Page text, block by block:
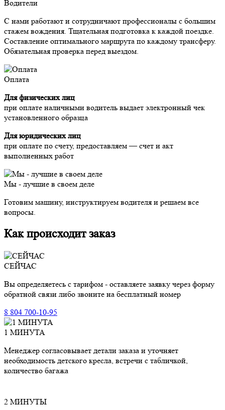
Водители
С нами работают и сотрудничают профессионалы с большим
стажем вождения. Тщательная подготовка к каждой поездке.
Составление оптимального маршрута по каждому трансферу.
Обязательная проверка перед выездом.
Оплата
Для физических лиц
при оплате наличными водитель выдает электронный чек
установленного образца
Для юридических лиц
при оплате по счету, предоставляем — счет и акт
выполненных работ
Мы - лучшие в своем деле
Готовим машину, инструктируем водителя и решаем все
вопросы.
Как происходит заказ
СЕЙЧАС
Вы определяетесь с тарифом - оставляете заявку через форму
обратной связи либо звоните на бесплатный номер
8 804 700-10-95
1 МИНУТА
Менеджер согласовывает детали заказа и уточняет
необходимость детского кресла, встречи с табличкой,
количество багажа
2 МИНУТЫ